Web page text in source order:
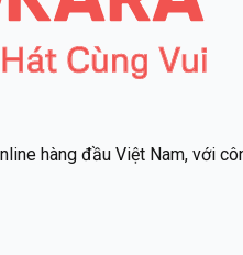
hàng đầu Việt Nam, với